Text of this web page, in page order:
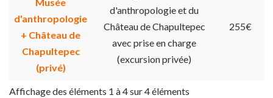
Musée
d'anthropologie
+ Château de
Chapultepec
(privé)
d'anthropologie et du
Château de Chapultepec
avec prise en charge
(excursion privée)
255€
Affichage des éléments 1 à 4 sur 4 éléments